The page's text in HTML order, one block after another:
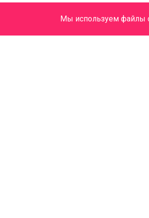
Мы используем файлы